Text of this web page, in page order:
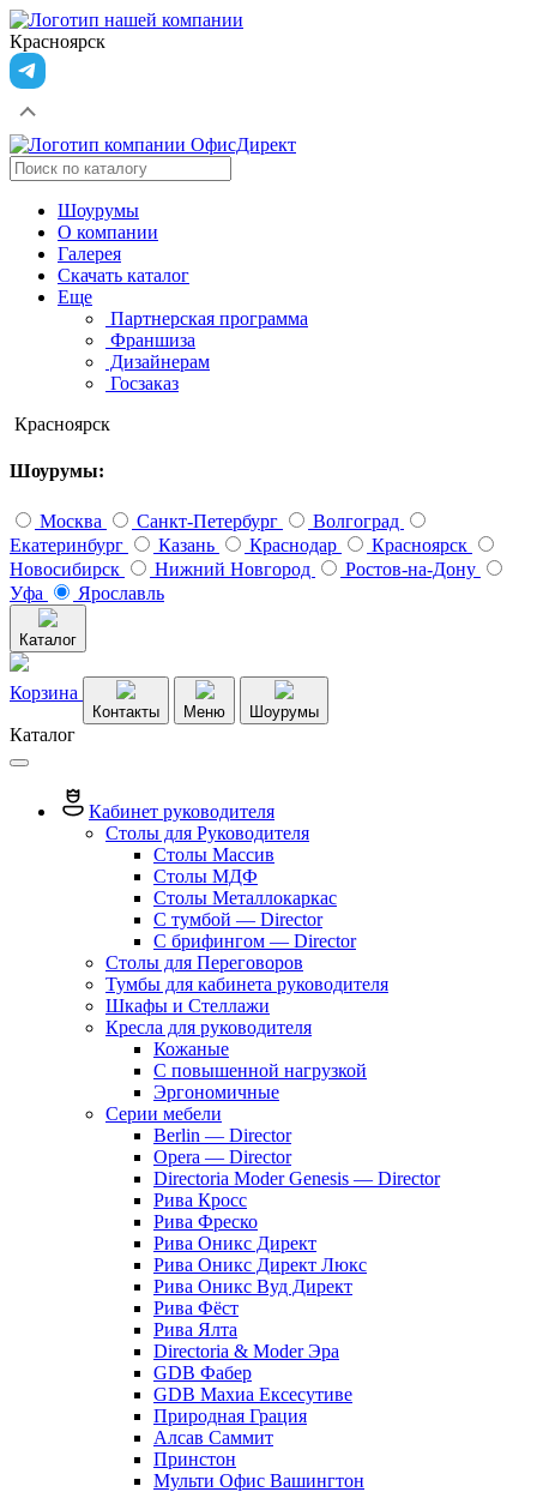
Красноярск
Шоурумы
О компании
Галерея
Скачать каталог
Еще
Партнерская программа
Франшиза
Дизайнерам
Госзаказ
Красноярск
Шоурумы:
Москва Санкт-Петербург
Волгоград
Екатеринбург
Казань Краснодар
Красноярск
Новосибирск
Нижний Новгород
Ростов-на-Дону
Уфа
Ярославль
Каталог
Корзина
Контакты Меню Шоурумы
Каталог
Кабинет руководителя
Столы для Руководителя
Столы Массив
Столы МДФ
Столы Металлокаркас
С тумбой — Director
C брифингом — Director
Столы для Переговоров
Тумбы для кабинета руководителя
Шкафы и Стеллажи
Кресла для руководителя
Кожаные
С повышенной нагрузкой
Эргономичные
Серии мебели
Berlin — Director
Opera — Director
Directoria Moder Genesis — Director
Рива Кросс
Рива Фреско
Рива Оникс Директ
Рива Оникс Директ Люкс
Рива Оникс Вуд Директ
Рива Фёст
Рива Ялта
Directoria & Moder Эра
GDB Фабер
GDB Махиа Ексесутиве
Природная Грация
Алсав Саммит
Принстон
Мульти Офис Вашингтон